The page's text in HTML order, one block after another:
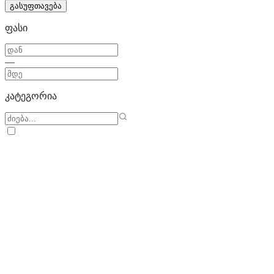
გასუფთავება
ფასი
—
კატეგორია